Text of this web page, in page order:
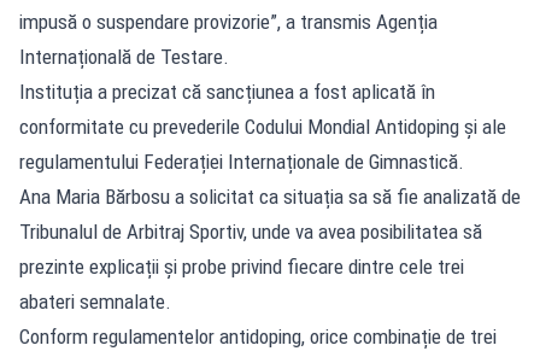
impusă o suspendare provizorie”, a transmis Agenția
Internațională de Testare.
Instituția a precizat că sancțiunea a fost aplicată în
conformitate cu prevederile Codului Mondial Antidoping și ale
regulamentului Federației Internaționale de Gimnastică.
Ana Maria Bărbosu a solicitat ca situația sa să fie analizată de
Tribunalul de Arbitraj Sportiv, unde va avea posibilitatea să
prezinte explicații și probe privind fiecare dintre cele trei
abateri semnalate.
Conform regulamentelor antidoping, orice combinație de trei